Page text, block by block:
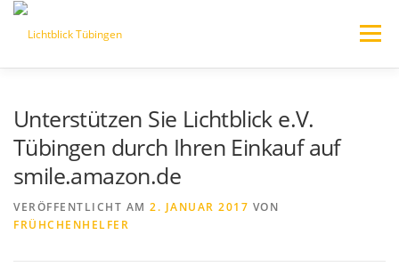
Zum
springen
Menü
VERANSTALTUNGEN
Unterstützen Sie Lichtblick e.V.
Tübingen durch Ihren Einkauf auf
smile.amazon.de
VERÖFFENTLICHT AM 2. JANUAR 2017 VON
FRÜHCHENHELFER